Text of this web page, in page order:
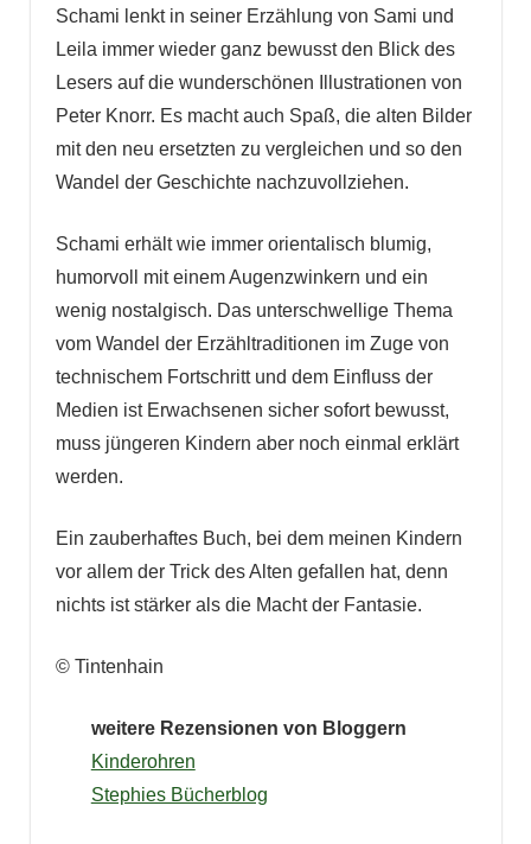
Schami lenkt in seiner Erzählung von Sami und
Leila immer wieder ganz bewusst den Blick des
Lesers auf die wunderschönen Illustrationen von
Peter Knorr. Es macht auch Spaß, die alten Bilder
mit den neu ersetzten zu vergleichen und so den
Wandel der Geschichte nachzuvollziehen.
Schami erhält wie immer orientalisch blumig,
humorvoll mit einem Augenzwinkern und ein
wenig nostalgisch. Das unterschwellige Thema
vom Wandel der Erzähltraditionen im Zuge von
technischem Fortschritt und dem Einfluss der
Medien ist Erwachsenen sicher sofort bewusst,
muss jüngeren Kindern aber noch einmal erklärt
werden.
Ein zauberhaftes Buch, bei dem meinen Kindern
vor allem der Trick des Alten gefallen hat, denn
nichts ist stärker als die Macht der Fantasie.
© Tintenhain
weitere Rezensionen von Bloggern
Kinderohren
Stephies Bücherblog